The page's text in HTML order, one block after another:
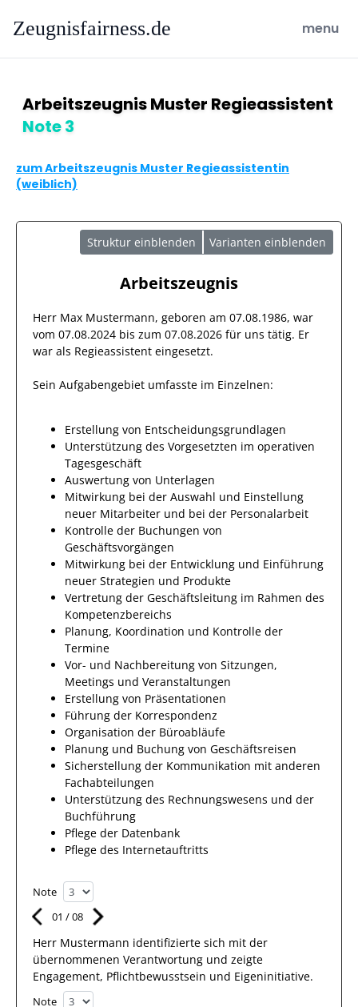
Zeugnisfairness.de open
menu
Arbeitszeugnis Muster Regieassistent
Note 3
zum Arbeitszeugnis Muster Regieassistentin
(weiblich)
Struktur einblenden Varianten einblenden
Arbeitszeugnis
Herr Max Mustermann, geboren am 07.08.1986, war
vom 07.08.2024 bis zum 07.08.2026 für uns tätig. Er
war als Regieassistent eingesetzt.
Sein Aufgabengebiet umfasste im Einzelnen:
Erstellung von Entscheidungsgrundlagen
Unterstützung des Vorgesetzten im operativen
Tagesgeschäft
Auswertung von Unterlagen
Mitwirkung bei der Auswahl und Einstellung
neuer Mitarbeiter und bei der Personalarbeit
Kontrolle der Buchungen von
Geschäftsvorgängen
Mitwirkung bei der Entwicklung und Einführung
neuer Strategien und Produkte
Vertretung der Geschäftsleitung im Rahmen des
Kompetenzbereichs
Planung, Koordination und Kontrolle der
Termine
Vor- und Nachbereitung von Sitzungen,
Meetings und Veranstaltungen
Erstellung von Präsentationen
Führung der Korrespondenz
Organisation der Büroabläufe
Planung und Buchung von Geschäftsreisen
Sicherstellung der Kommunikation mit anderen
Fachabteilungen
Unterstützung des Rechnungswesens und der
Buchführung
Pflege der Datenbank
Pflege des Internetauftritts
Note
01 /08
Herr Mustermann identifizierte sich mit der
übernommenen Verantwortung und zeigte
Engagement, Pflichtbewusstsein und Eigeninitiative.
Note